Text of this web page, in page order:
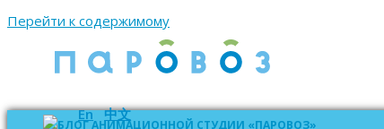
Перейти к содержимому
En 中文